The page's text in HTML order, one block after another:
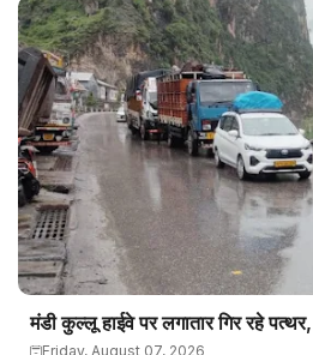
मंडी कुल्लू हाईवे पर लगातार गिर रहे
Friday, August 07, 2026